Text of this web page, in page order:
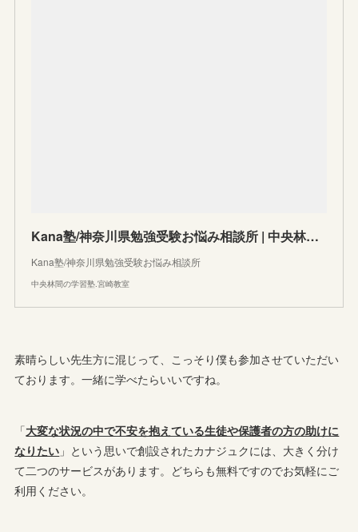
Kana塾/神奈川県勉強受験お悩み相談所 | 中央林間の学習塾.宮崎教室
Kana塾/神奈川県勉強受験お悩み相談所
中央林間の学習塾.宮崎教室
素晴らしい先生方に混じって、こっそり僕も参加させていただい
ております。一緒に学べたらいいですね。
「大変な状況の中で不安を抱えている生徒や保護者の方の助けに
なりたい 」という思いで創設されたカナジュクには、大きく分け
て二つのサービスがあります。どちらも無料ですのでお気軽にご
利用ください。